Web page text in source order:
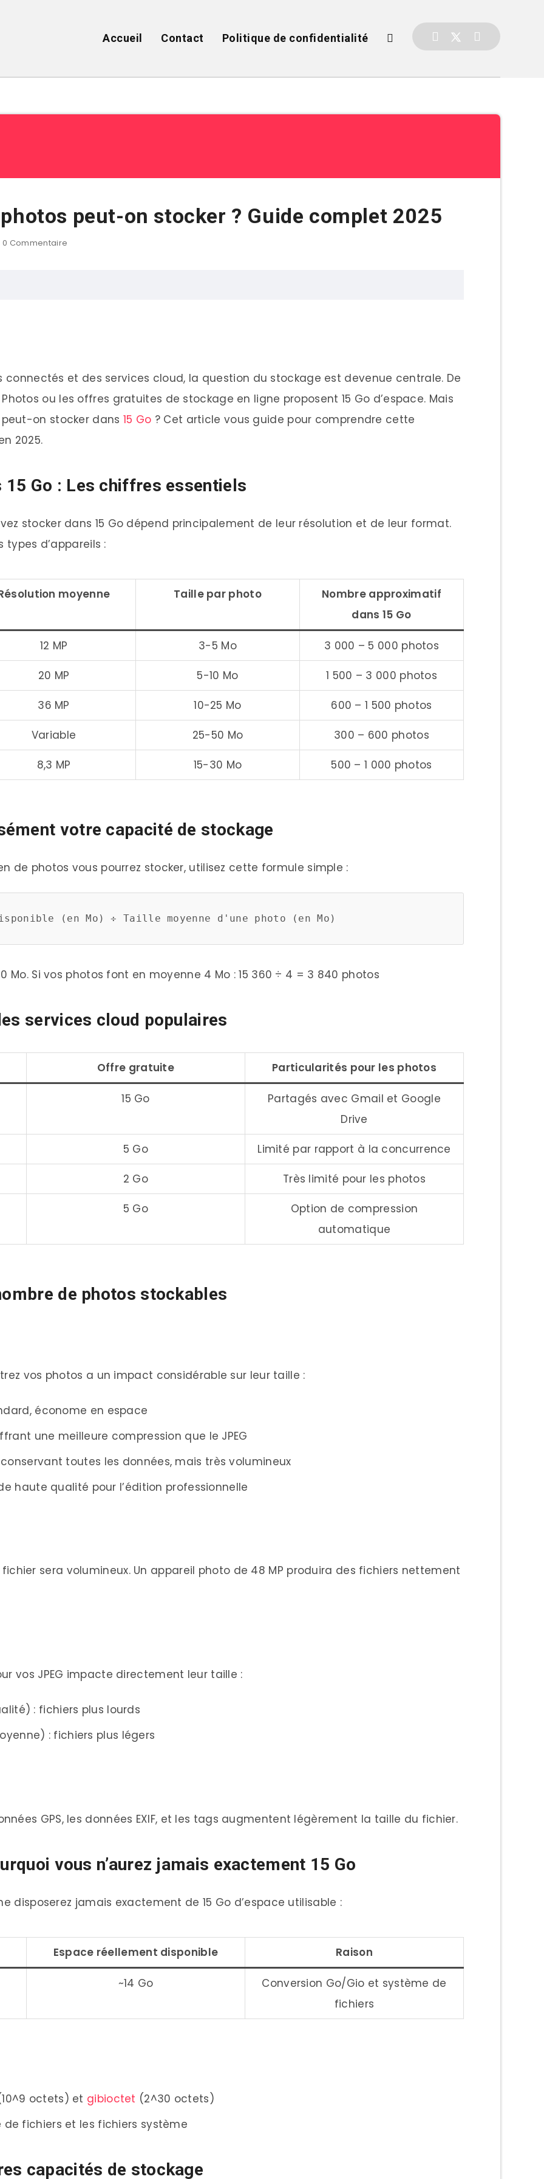
Accueil Contact Politique de confidentialité
peut-on stocker ? Guide complet 2025
0 Commentaire
votre capacité de stockage
cloud populaires
de photos stockables
de stockage
de 15 Go
pour maximiser votre espace
votre stockage photo
15 Go limités
d’utilisateurs
plus
abordables
le stockage de 15 Go
un usage quotidien ?
j’utilise déjà dans mon stockage cloud ?
qualité” sur Google Photos comptent-elles dans les 15 Go ?
et des services cloud, la question du stockage est devenue centrale. De
ou les offres gratuites de stockage en ligne proposent 15 Go d’espace. Mais
on stocker dans 15 Go ? Cet article vous guide pour comprendre cette
2025.
15 Go : Les chiffres essentiels
stocker dans 15 Go dépend principalement de leur résolution et de leur format.
d’appareils :
moyenne Taille par photo
Nombre approximatif
dans 15 Go
12 MP 3-5 Mo 3 000 – 5 000 photos
20 MP 5-10 Mo 1 500 – 3 000 photos
36 MP 10-25 Mo 600 – 1 500 photos
Variable 25-50 Mo 300 – 600 photos
8,3 MP 15-30 Mo 500 – 1 000 photos
votre capacité de stockage
de photos vous pourrez stocker, utilisez cette formule simple :
Mo. Si vos photos font en moyenne 4 Mo : 15 360 ÷ 4 = 3 840 photos
services cloud populaires
Offre gratuite Particularités pour les photos
15 Go
Partagés avec Gmail et Google
Drive
5 Go Limité par rapport à la concurrence
2 Go Très limité pour les photos
5 Go
Option de compression
automatique
de photos stockables
vos photos a un impact considérable sur leur taille :
économe en espace
une meilleure compression que le JPEG
toutes les données, mais très volumineux
haute qualité pour l’édition professionnelle
sera volumineux. Un appareil photo de 48 MP produira des fichiers nettement
vos JPEG impacte directement leur taille :
: fichiers plus lourds
: fichiers plus légers
GPS, les données EXIF, et les tags augmentent légèrement la taille du fichier.
vous n’aurez jamais exactement 15 Go
disposerez jamais exactement de 15 Go d’espace utilisable :
Espace réellement disponible Raison
~14 Go
Conversion Go/Gio et système de
fichiers
octets) et gibioctet (2^30 octets)
de fichiers et les fichiers système
capacités de stockage